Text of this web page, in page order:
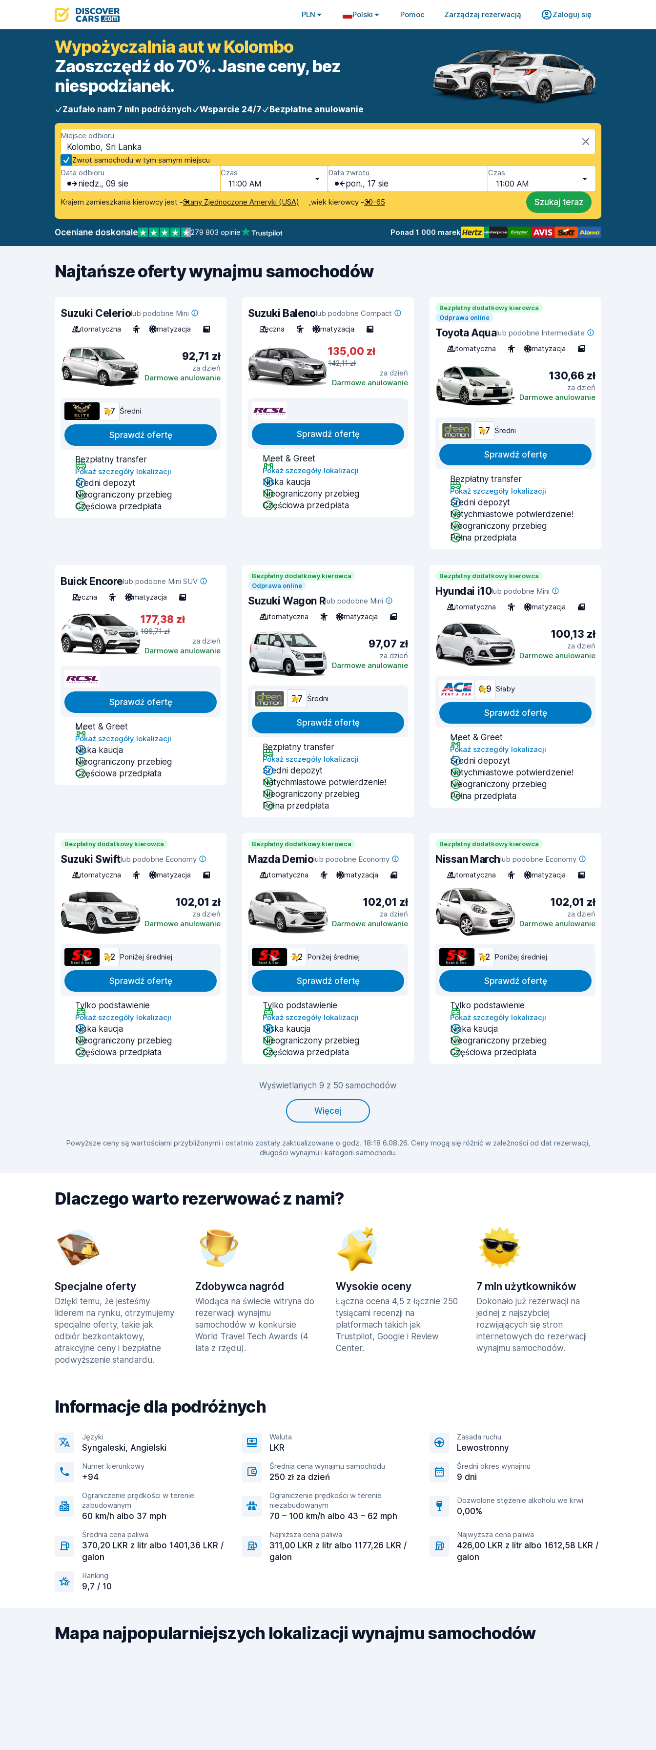
PLN Polski Pomoc Zarządzaj rezerwacją Zaloguj się
Wypożyczalnia aut w Kolombo
Zaoszczędź do 70%. Jasne ceny, bez
niespodzianek.
Zaufało nam 7 mln podróżnych Wsparcie 24/7 Bezpłatne anulowanie
Miejsce odbioru
Kolombo, Sri Lanka
Zwrot samochodu w tym samym miejscu
Data odbioru
niedz., 09 sie
Czas
11:00 AM
Data zwrotu
pon., 17 sie
Czas
11:00 AM
Krajem zamieszkania kierowcy jest -Stany Zjednoczone Ameryki (USA) ,wiek kierowcy -30-65 Szukaj teraz
Oceniane doskonale 279 803 opinie Ponad 1 000 marek
Najtańsze oferty wynajmu samochodów
Suzuki Celeriolub podobne Mini
Automatyczna
4 Klimatyzacja 5
92,71 zł
za dzień
Darmowe anulowanie
7,7 Średni
Sprawdź ofertę
Bezpłatny transfer
Pokaż szczegóły lokalizacji
Średni depozyt
Nieograniczony przebieg
Częściowa przedpłata
Suzuki Balenolub podobne Compact
Ręczna
5 Klimatyzacja 5
135,00 zł
142,11 zł
za dzień
Darmowe anulowanie
Sprawdź ofertę
Meet & Greet
Pokaż szczegóły lokalizacji
Niska kaucja
Nieograniczony przebieg
Częściowa przedpłata
Bezpłatny dodatkowy kierowca
Odprawa online
Toyota Aqualub podobne Intermediate
Automatyczna
4 Klimatyzacja 5
130,66 zł
za dzień
Darmowe anulowanie
7,7 Średni
Sprawdź ofertę
Bezpłatny transfer
Pokaż szczegóły lokalizacji
Średni depozyt
Natychmiastowe potwierdzenie!
Nieograniczony przebieg
Pełna przedpłata
Buick Encorelub podobne Mini SUV
Ręczna
5 Klimatyzacja 5
177,38 zł
186,71 zł
za dzień
Darmowe anulowanie
Sprawdź ofertę
Meet & Greet
Pokaż szczegóły lokalizacji
Niska kaucja
Nieograniczony przebieg
Częściowa przedpłata
Bezpłatny dodatkowy kierowca
Odprawa online
Suzuki Wagon Rlub podobne Mini
Automatyczna
2 Klimatyzacja 5
97,07 zł
za dzień
Darmowe anulowanie
7,7 Średni
Sprawdź ofertę
Bezpłatny transfer
Pokaż szczegóły lokalizacji
Średni depozyt
Natychmiastowe potwierdzenie!
Nieograniczony przebieg
Pełna przedpłata
Bezpłatny dodatkowy kierowca
Hyundai i10lub podobne Mini
Automatyczna
5 Klimatyzacja 4
100,13 zł
za dzień
Darmowe anulowanie
6,9 Słaby
Sprawdź ofertę
Meet & Greet
Pokaż szczegóły lokalizacji
Średni depozyt
Natychmiastowe potwierdzenie!
Nieograniczony przebieg
Pełna przedpłata
Bezpłatny dodatkowy kierowca
Suzuki Swiftlub podobne Economy
Automatyczna
4 Klimatyzacja 5
102,01 zł
za dzień
Darmowe anulowanie
7,2 Poniżej średniej
Sprawdź ofertę
Tylko podstawienie
Pokaż szczegóły lokalizacji
Niska kaucja
Nieograniczony przebieg
Częściowa przedpłata
Bezpłatny dodatkowy kierowca
Mazda Demiolub podobne Economy
Automatyczna
4 Klimatyzacja 4
102,01 zł
za dzień
Darmowe anulowanie
7,2 Poniżej średniej
Sprawdź ofertę
Tylko podstawienie
Pokaż szczegóły lokalizacji
Niska kaucja
Nieograniczony przebieg
Częściowa przedpłata
Bezpłatny dodatkowy kierowca
Nissan Marchlub podobne Economy
Automatyczna
4 Klimatyzacja 5
102,01 zł
za dzień
Darmowe anulowanie
7,2 Poniżej średniej
Sprawdź ofertę
Tylko podstawienie
Pokaż szczegóły lokalizacji
Niska kaucja
Nieograniczony przebieg
Częściowa przedpłata
Wyświetlanych 9 z 50 samochodów
Więcej
Powyższe ceny są wartościami przybliżonymi i ostatnio zostały zaktualizowane o godz. 18:18 6.08.26. Ceny mogą się różnić w zależności od dat rezerwacji,
długości wynajmu i kategorii samochodu.
Dlaczego warto rezerwować z nami?
Specjalne oferty
Dzięki temu, że jesteśmy
liderem na rynku, otrzymujemy
specjalne oferty, takie jak
odbiór bezkontaktowy,
atrakcyjne ceny i bezpłatne
podwyższenie standardu.
Zdobywca nagród
Wiodąca na świecie witryna do
rezerwacji wynajmu
samochodów w konkursie
World Travel Tech Awards (4
lata z rzędu).
Wysokie oceny
Łączna ocena 4,5 z łącznie 250
tysiącami recenzji na
platformach takich jak
Trustpilot, Google i Review
Center.
7 mln użytkowników
Dokonało już rezerwacji na
jednej z najszybciej
rozwijających się stron
internetowych do rezerwacji
wynajmu samochodów.
Informacje dla podróżnych
Języki
Syngaleski, Angielski
Waluta
LKR
Zasada ruchu
Lewostronny
Numer kierunkowy
+94
Średnia cena wynajmu samochodu
250 zł za dzień
Średni okres wynajmu
9 dni
Ograniczenie prędkości w terenie
zabudowanym
60 km/h albo 37 mph
Ograniczenie prędkości w terenie
niezabudowanym
70 – 100 km/h albo 43 – 62 mph
Dozwolone stężenie alkoholu we krwi
0,00%
Średnia cena paliwa
370,20 LKR z litr albo 1401,36 LKR /
galon
Najniższa cena paliwa
311,00 LKR z litr albo 1177,26 LKR /
galon
Najwyższa cena paliwa
426,00 LKR z litr albo 1612,58 LKR /
galon
Ranking
9,7 / 10
Mapa najpopularniejszych lokalizacji wynajmu samochodów